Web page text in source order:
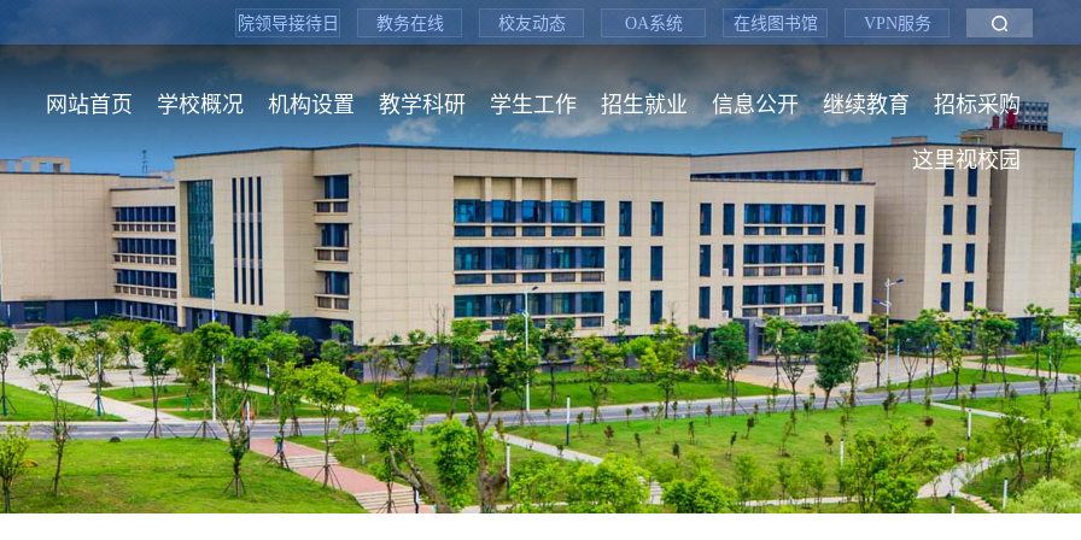
院领导接待日 教务在线 校友动态 OA系统 在线图书馆 VPN服务
网站首页 学校概况 机构设置 教学科研 学生工作 招生就业 信息公开 继续教育 招标采购
这里视校园